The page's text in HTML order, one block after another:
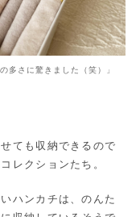
多さに驚きました（笑）」
ても収納できるので
レクションたち。
ハンカチは、のんた